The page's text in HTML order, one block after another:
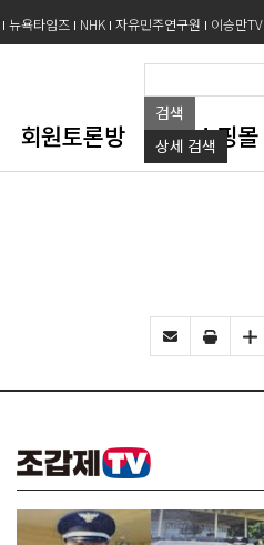
뉴욕타임즈 NHK 자유민주연구원 이승만TV
검색
상세 검색
회원토론방 도서쇼핑몰